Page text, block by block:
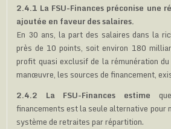
2.4.1 La FSU-Finances préconise une
ajoutée en faveur des salaires.
En 30 ans, la part des salaires dans la
près de 10 points, soit environ 180
profit quasi exclusif de la rémunération
manœuvre, les sources de financement,
2.4.2 La FSU-Finances estime
financements est la seule alternative pour
système de retraites par répartition.